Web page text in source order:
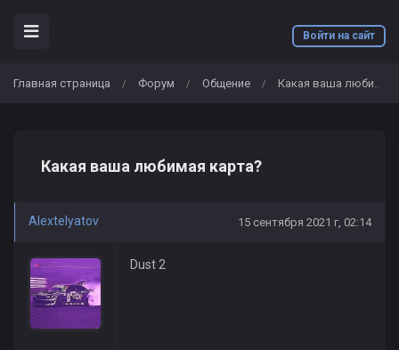
Войти на сайт
Главная страница / Форум / Общение / Какая ваша любимая карта?
Какая ваша любимая карта?
Alextelyatov 15 сентября 2021 г, 02:14
Dust 2